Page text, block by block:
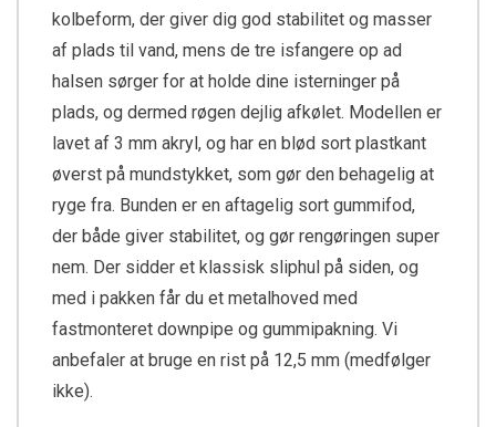
kolbeform, der giver dig god stabilitet og masser
af plads til vand, mens de tre isfangere op ad
halsen sørger for at holde dine isterninger på
plads, og dermed røgen dejlig afkølet. Modellen er
lavet af 3 mm akryl, og har en blød sort plastkant
øverst på mundstykket, som gør den behagelig at
ryge fra. Bunden er en aftagelig sort gummifod,
der både giver stabilitet, og gør rengøringen super
nem. Der sidder et klassisk sliphul på siden, og
med i pakken får du et metalhoved med
fastmonteret downpipe og gummipakning. Vi
anbefaler at bruge en rist på 12,5 mm (medfølger
ikke).